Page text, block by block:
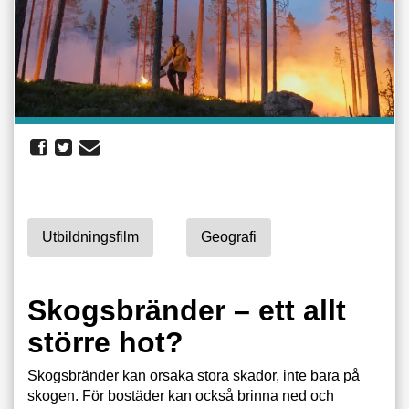
Utbildningsfilm Geografi
Skogsbränder – ett allt
större hot?
Skogsbränder kan orsaka stora skador, inte bara på
skogen. För bostäder kan också brinna ned och